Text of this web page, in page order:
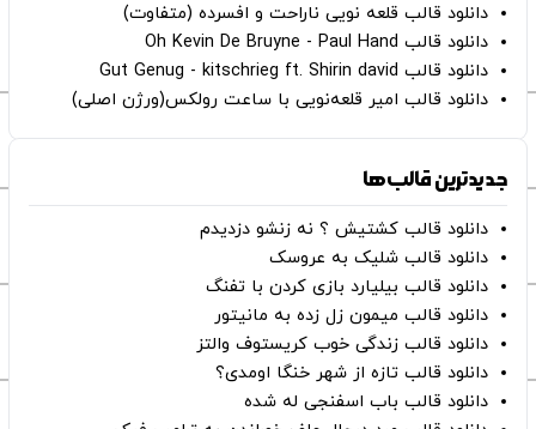
دانلود قالب قلعه نویی ناراحت و افسرده (متفاوت)
دانلود قالب Oh Kevin De Bruyne - Paul Hand
دانلود قالب Gut Genug - kitschrieg ft. Shirin david
دانلود قالب امیر قلعه‌نویی با ساعت رولکس(ورژن اصلی)
جدیدترین قالب‌ها
دانلود قالب کشتیش ؟ نه زنشو دزدیدم
دانلود قالب شلیک به عروسک
دانلود قالب بیلیارد بازی کردن با تفنگ
دانلود قالب میمون زل زده به مانیتور
دانلود قالب زندگی خوب کریستوف والتز
دانلود قالب تازه از شهر خنگا اومدی؟
دانلود قالب باب اسفنجی له شده